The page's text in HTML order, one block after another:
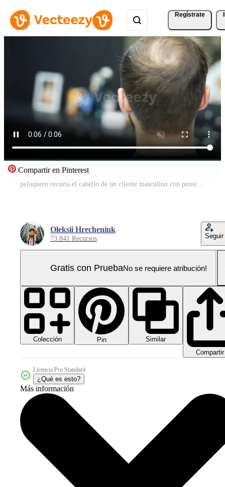
Regístrate
Compartir en Pinterest
peluquero recorta el cabello de un cliente masculino con peine y maquinilla Vídeo Pro
Oleksii Hrecheniuk
73.841 Recursos Seguir
Gratis con PruebaNo se requiere atribución!
Colección Pin
Similar
Compartir
Licencia Pro Standard
¿Qué es esto?
Más información